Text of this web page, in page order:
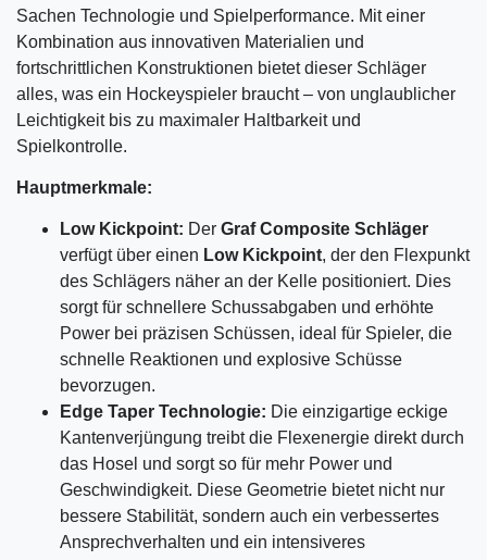
Sachen Technologie und Spielperformance. Mit einer
Kombination aus innovativen Materialien und
fortschrittlichen Konstruktionen bietet dieser Schläger
alles, was ein Hockeyspieler braucht – von unglaublicher
Leichtigkeit bis zu maximaler Haltbarkeit und
Spielkontrolle.
Hauptmerkmale:
Low Kickpoint: Der Graf Composite Schläger
verfügt über einen Low Kickpoint, der den Flexpunkt
des Schlägers näher an der Kelle positioniert. Dies
sorgt für schnellere Schussabgaben und erhöhte
Power bei präzisen Schüssen, ideal für Spieler, die
schnelle Reaktionen und explosive Schüsse
bevorzugen.
Edge Taper Technologie: Die einzigartige eckige
Kantenverjüngung treibt die Flexenergie direkt durch
das Hosel und sorgt so für mehr Power und
Geschwindigkeit. Diese Geometrie bietet nicht nur
bessere Stabilität, sondern auch ein verbessertes
Ansprechverhalten und ein intensiveres